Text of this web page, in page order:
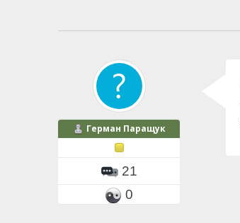
Герман Паращук
21
0